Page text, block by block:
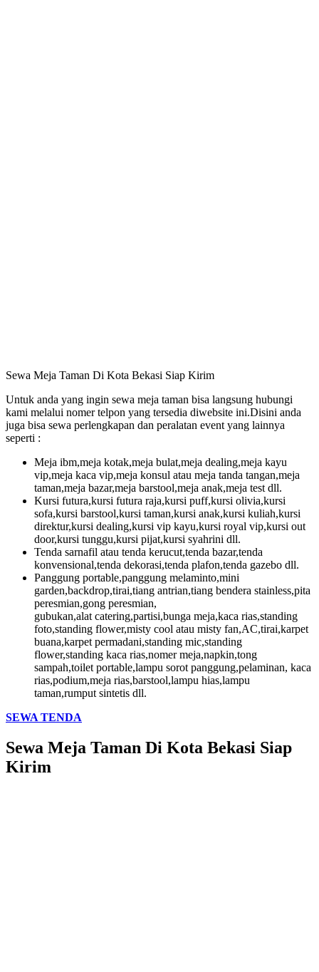
Sewa Meja Taman Di Kota Bekasi Siap Kirim
Untuk anda yang ingin sewa meja taman bisa langsung hubungi
kami melalui nomer telpon yang tersedia diwebsite ini.Disini anda
juga bisa sewa perlengkapan dan peralatan event yang lainnya
seperti :
Meja ibm,meja kotak,meja bulat,meja dealing,meja kayu
vip,meja kaca vip,meja konsul atau meja tanda tangan,meja
taman,meja bazar,meja barstool,meja anak,meja test dll.
Kursi futura,kursi futura raja,kursi puff,kursi olivia,kursi
sofa,kursi barstool,kursi taman,kursi anak,kursi kuliah,kursi
direktur,kursi dealing,kursi vip kayu,kursi royal vip,kursi out
door,kursi tunggu,kursi pijat,kursi syahrini dll.
Tenda sarnafil atau tenda kerucut,tenda bazar,tenda
konvensional,tenda dekorasi,tenda plafon,tenda gazebo dll.
Panggung portable,panggung melaminto,mini
garden,backdrop,tirai,tiang antrian,tiang bendera stainless,pita
peresmian,gong peresmian,
gubukan,alat catering,partisi,bunga meja,kaca rias,standing
foto,standing flower,misty cool atau misty fan,AC,tirai,karpet
buana,karpet permadani,standing mic,standing
flower,standing kaca rias,nomer meja,napkin,tong
sampah,toilet portable,lampu sorot panggung,pelaminan, kaca
rias,podium,meja rias,barstool,lampu hias,lampu
taman,rumput sintetis dll.
SEWA TENDA
Sewa Meja Taman Di Kota Bekasi Siap
Kirim